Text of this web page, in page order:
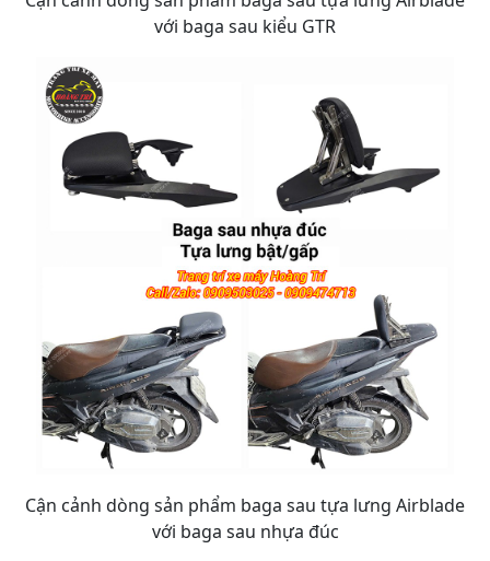
với baga sau kiểu GTR
Cận cảnh dòng sản phẩm baga sau tựa lưng Airblade
với baga sau nhựa đúc